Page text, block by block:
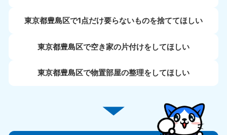
東京都豊島区で1点だけ要らないものを捨ててほしい
東京都豊島区で空き家の片付けをしてほしい
東京都豊島区で物置部屋の整理をしてほしい